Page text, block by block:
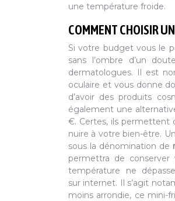
une température froide.
COMMENT CHOISIR
Si votre budget vous le
sans l’ombre d’un
dermatologues. Il est
oculaire et vous donne
d’avoir des produits
également une
€. Certes, ils permettent
nuire à votre bien-être.
sous la dénomination de
permettra de
température ne
sur internet. Il s’agit
moins arrondie, ce mini-